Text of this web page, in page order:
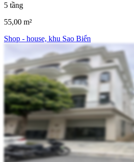
5 tầng
55,00 m²
Shop - house, khu Sao Biển